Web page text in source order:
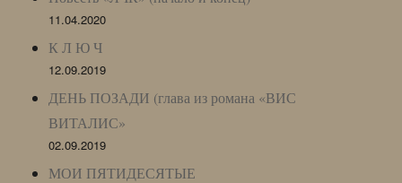
11.04.2020
К Л Ю Ч
12.09.2019
ДЕНЬ ПОЗАДИ (глава из романа «ВИС
ВИТАЛИС»
02.09.2019
МОИ ПЯТИДЕСЯТЫЕ